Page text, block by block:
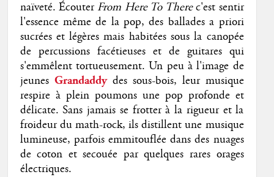
naïveté. ÉcouterFrom Here To Therec'est sentir
l'essence même de la pop, des ballades a priori
sucrées et légères mais habitées sous la canopée
de percussions facétieuses et de guitares qui
s'emmêlent tortueusement. Un peu à l'image de
jeunesGrandaddy des sous-bois, leur musique
respire à plein poumons une pop profonde et
délicate. Sans jamais se frotter à la rigueur et la
froideur du math-rock, ils distillent une musique
lumineuse, parfois emmitouflée dans des nuages
de coton et secouée par quelques rares orages
électriques.